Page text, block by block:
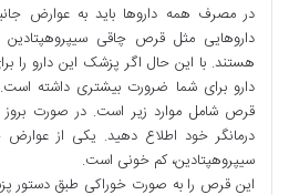
در مصرف همه داروها باید به عوارض
داروهایی مثل قرص چاقی
هستند. با این حال اگر پزشک این دارو را
دارو برای شما ضرورت بیشتری داشته
قرص شامل موارد زیر است. در صورت بروز
درمانگر خود اطلاع دهید. یکی از
سیپروهپتادین، کم خونی است.